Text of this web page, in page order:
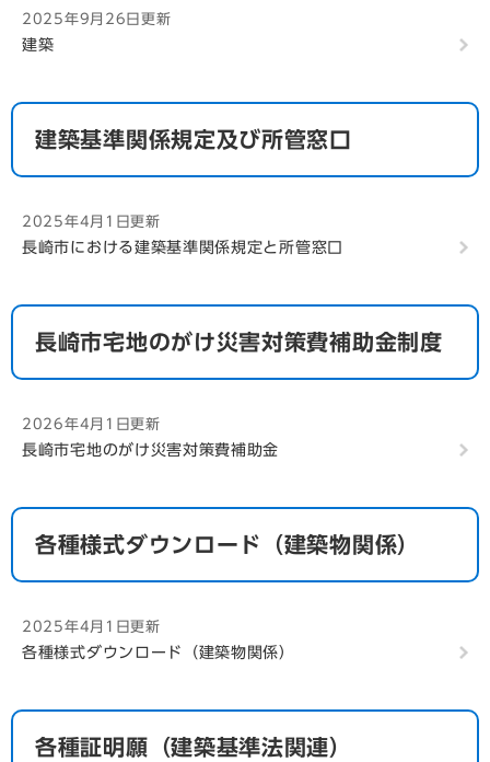
2025年9月26日更新
建築
建築基準関係規定及び所管窓口
2025年4月1日更新
長崎市における建築基準関係規定と所管窓口
長崎市宅地のがけ災害対策費補助金制度
2026年4月1日更新
長崎市宅地のがけ災害対策費補助金
各種様式ダウンロード（建築物関係）
2025年4月1日更新
各種様式ダウンロード（建築物関係）
各種証明願（建築基準法関連）